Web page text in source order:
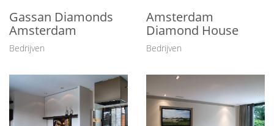
Gassan Diamonds
Amsterdam
Bedrijven
Amsterdam
Diamond House
Bedrijven